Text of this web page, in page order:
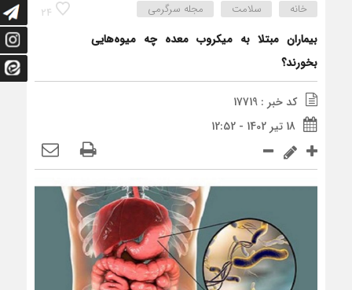
24 خانه سلامت مجله سرگرمی
بیماران مبتلا به میکروب معده چه میوه‌هایی
بخورند؟
کد خبر : 17719
18 تیر 1402 - 12:52